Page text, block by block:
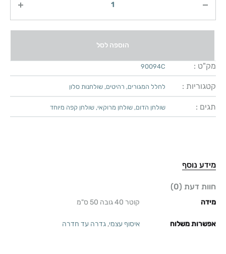
הוספה לסל
מק"ט : 90094C
קטגוריות : לחלל המגורים, רהיטים, שולחנות סלון
תגים : שולחן הדום, שולחן מרוקאי, שולחן קפה מיוחד
מידע נוסף
חוות דעת (0)
מידה קוטר 40 גובה 50 ס"מ
אפשרות משלוח איסוף עצמי, גדרה עד חדרה